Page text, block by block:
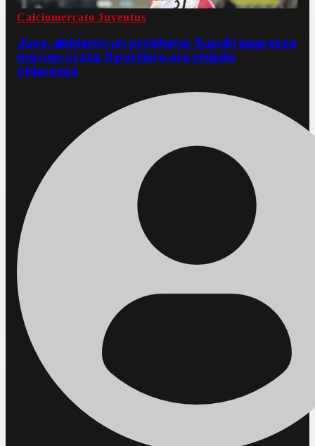
Calciomercato Juventus
Juve, abbiamo un problema: Suzuki apprezza
ma non ci sta. Il portiere ora chiede
chiarezza